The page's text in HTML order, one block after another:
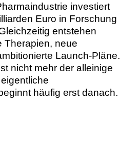
investiert
Euro in Forschung
entstehen
Therapien, neue
Launch-Pläne.
nicht mehr der alleinige
häufig erst danach.